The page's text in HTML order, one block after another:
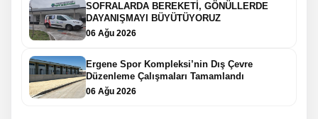
SOFRALARDA BEREKETİ, GÖNÜLLERDE
DAYANIŞMAYI BÜYÜTÜYORUZ
06 Ağu 2026
Ergene Spor Kompleksi’nin Dış Çevre
Düzenleme Çalışmaları Tamamlandı
06 Ağu 2026